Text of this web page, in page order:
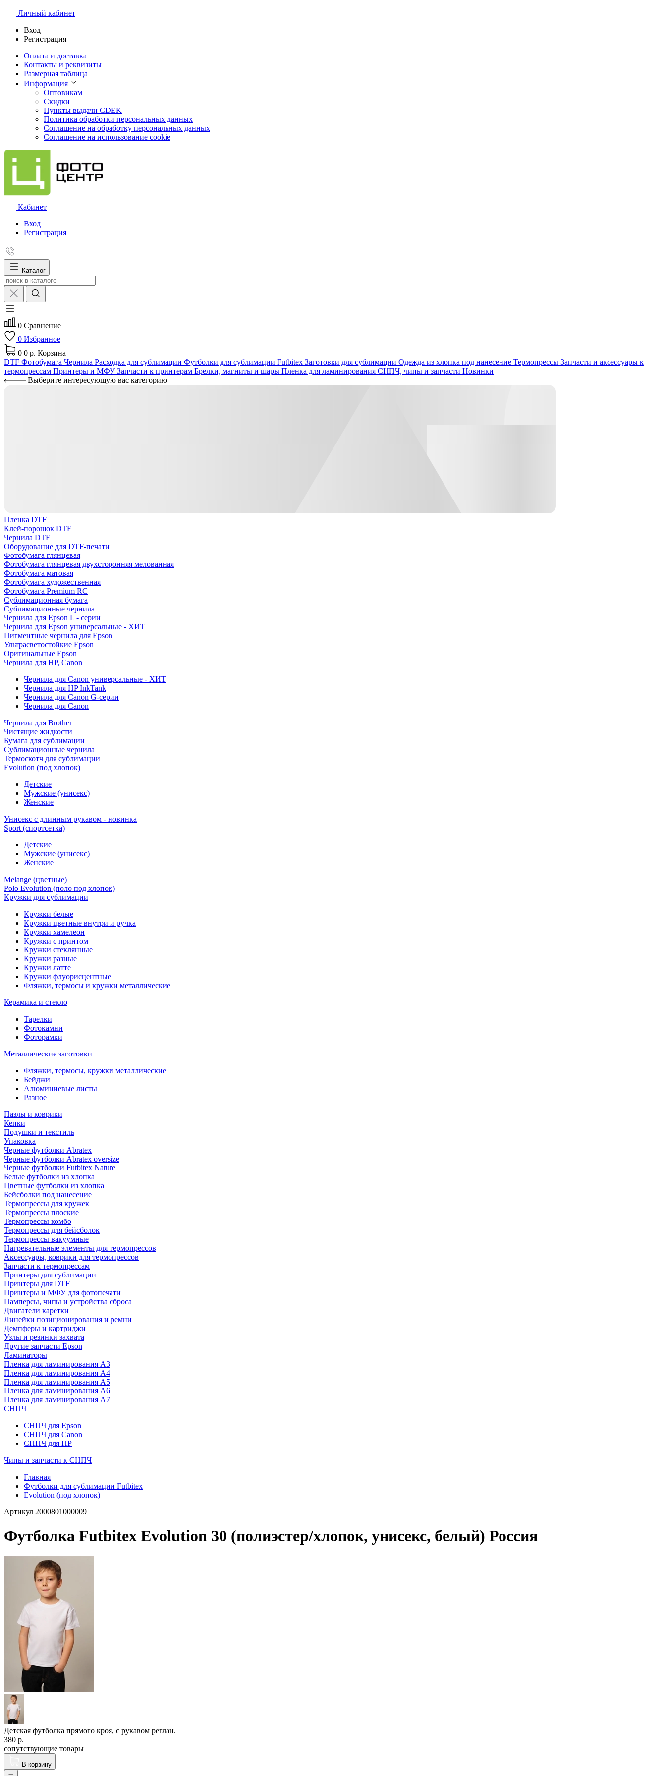
Личный кабинет
Вход
Регистрация
Оплата и доставка
Контакты и реквизиты
Размерная таблица
Информация
Оптовикам
Скидки
Пункты выдачи CDEK
Политика обработки персональных данных
Соглашение на обработку персональных данных
Соглашение на использование cookie
Кабинет
Вход
Регистрация
Каталог
0 Сравнение
0 Избранное
0 0 р. Корзина
DTF Фотобумага Чернила Расходка для сублимации Футболки для сублимации Futbitex Заготовки для сублимации Одежда из хлопка под нанесение Термопрессы Запчасти и аксессуары к
термопрессам Принтеры и МФУЗапчасти к принтерам Брелки, магниты и шары Пленка для ламинирования СНПЧ, чипы и запчасти Новинки
Выберите интересующую вас категорию
Пленка DTF
Клей-порошок DTF
Чернила DTF
Оборудование для DTF-печати
Фотобумага глянцевая
Фотобумага глянцевая двухсторонняя мелованная
Фотобумага матовая
Фотобумага художественная
Фотобумага Premium RC
Сублимационная бумага
Сублимационные чернила
Чернила для Epson L - серии
Чернила для Epson универсальные - ХИТ
Пигментные чернила для Epson
Ультрасветостойкие Epson
Оригинальные Epson
Чернила для HP, Canon
Чернила для Canon универсальные - ХИТ
Чернила для HP InkTank
Чернила для Canon G-серии
Чернила для Canon
Чернила для Brother
Чистящие жидкости
Бумага для сублимации
Сублимационные чернила
Термоскотч для сублимации
Evolution (под хлопок)
Детские
Мужские (унисекс)
Женские
Унисекс с длинным рукавом - новинка
Sport (спортсетка)
Детские
Мужские (унисекс)
Женские
Melange (цветные)
Polo Evolution (поло под хлопок)
Кружки для сублимации
Кружки белые
Кружки цветные внутри и ручка
Кружки хамелеон
Кружки c принтом
Кружки стеклянные
Кружки разные
Кружки латте
Кружки флуорисцентные
Фляжки, термосы и кружки металлические
Керамика и стекло
Тарелки
Фотокамни
Фоторамки
Металлические заготовки
Фляжки, термосы, кружки металлические
Бейджи
Алюминиевые листы
Разное
Пазлы и коврики
Кепки
Подушки и текстиль
Упаковка
Черные футболки Abratex
Черные футболки Abratex oversize
Черные футболки Futbitex Nature
Белые футболки из хлопка
Цветные футболки из хлопка
Бейсболки под нанесение
Термопрессы для кружек
Термопрессы плоские
Термопрессы комбо
Термопрессы для бейсболок
Термопрессы вакуумные
Нагревательные элементы для термопрессов
Аксессуары, коврики для термопрессов
Запчасти к термопрессам
Принтеры для сублимации
Принтеры для DTF
Принтеры и МФУ для фотопечати
Памперсы, чипы и устройства сброса
Двигатели каретки
Линейки позиционирования и ремни
Демпферы и картриджи
Узлы и резинки захвата
Другие запчасти Epson
Ламинаторы
Пленка для ламинирования А3
Пленка для ламинирования А4
Пленка для ламинирования А5
Пленка для ламинирования А6
Пленка для ламинирования А7
СНПЧ
СНПЧ для Epson
СНПЧ для Canon
СНПЧ для HP
Чипы и запчасти к СНПЧ
Главная
Футболки для сублимации Futbitex
Evolution (под хлопок)
Артикул 2000801000009
Футболка Futbitex Evolution 30 (полиэстер/хлопок, унисекс, белый) Россия
Детская футболка прямого кроя, с рукавом реглан.
380 р.
сопутствующие товары
В корзину